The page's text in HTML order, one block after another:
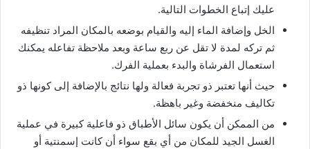
عليك إتباع الخطوات التالية.
الخل وإضافة الماء إليه والقيام بوضعه بالمكان المراد تنظيفه
ثم تركه لمدة لا تقل عن ربع ساعة وبعد ملاحظة تفاعله يمكنك
استعمال الفرشاة والبدء بعملية الفرك.
حيث أنها تعتبر ذو تجربة فعالة ولها نتائج بالإضافة إلى كونها ذو
تكاليف منخفضة وغير باهظة.
من الممكن أن يكون سائل الأطباق ذو فاعلية كبيرة في عملية
الغسل الجيد للمكان من أي بقع سواء أن كانت إسمنتية أو